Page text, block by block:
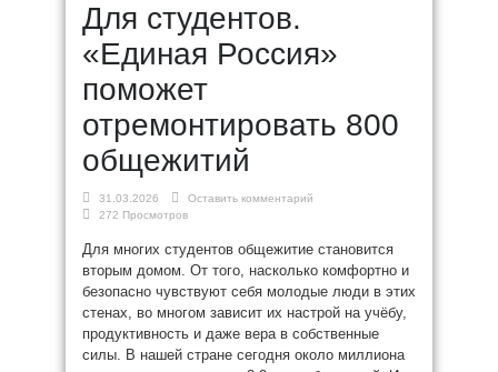
Для студентов.
«Единая Россия»
поможет
отремонтировать 800
общежитий
31.03.2026
Оставить комментарий
272 Просмотров
Для многих студентов общежитие становится
вторым домом. От того, насколько комфортно и
безопасно чувствуют себя молодые люди в этих
стенах, во многом зависит их настрой на учёбу,
продуктивность и даже вера в собственные
силы. В нашей стране сегодня около миллиона